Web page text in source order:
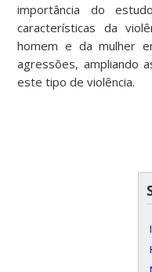
importância do
características da
homem e da mulher
agressões, ampliando
este tipo de violência.